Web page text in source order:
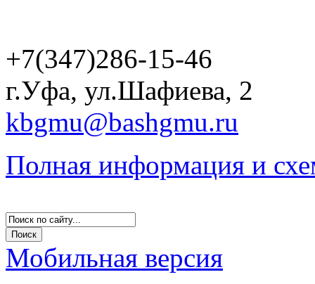
+7(347)286-15-46
г.Уфа, ул.Шафиева, 2
kbgmu@bashgmu.ru
Полная информация и
Мобильная версия